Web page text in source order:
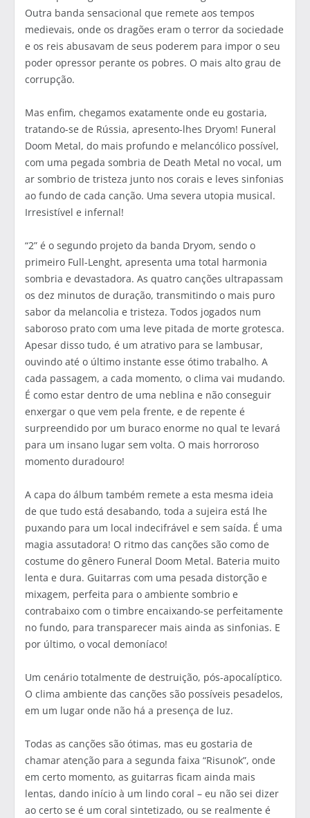
Outra banda sensacional que remete aos tempos
medievais, onde os dragões eram o terror da sociedade
e os reis abusavam de seus poderem para impor o seu
poder opressor perante os pobres. O mais alto grau de
corrupção.
Mas enfim, chegamos exatamente onde eu gostaria,
tratando-se de Rússia, apresento-lhes Dryom! Funeral
Doom Metal, do mais profundo e melancólico possível,
com uma pegada sombria de Death Metal no vocal, um
ar sombrio de tristeza junto nos corais e leves sinfonias
ao fundo de cada canção. Uma severa utopia musical.
Irresistível e infernal!
“2” é o segundo projeto da banda Dryom, sendo o
primeiro Full-Lenght, apresenta uma total harmonia
sombria e devastadora. As quatro canções ultrapassam
os dez minutos de duração, transmitindo o mais puro
sabor da melancolia e tristeza. Todos jogados num
saboroso prato com uma leve pitada de morte grotesca.
Apesar disso tudo, é um atrativo para se lambusar,
ouvindo até o último instante esse ótimo trabalho. A
cada passagem, a cada momento, o clima vai mudando.
É como estar dentro de uma neblina e não conseguir
enxergar o que vem pela frente, e de repente é
surpreendido por um buraco enorme no qual te levará
para um insano lugar sem volta. O mais horroroso
momento duradouro!
A capa do álbum também remete a esta mesma ideia
de que tudo está desabando, toda a sujeira está lhe
puxando para um local indecifrável e sem saída. É uma
magia assutadora! O ritmo das canções são como de
costume do gênero Funeral Doom Metal. Bateria muito
lenta e dura. Guitarras com uma pesada distorção e
mixagem, perfeita para o ambiente sombrio e
contrabaixo com o timbre encaixando-se perfeitamente
no fundo, para transparecer mais ainda as sinfonias. E
por último, o vocal demoníaco!
Um cenário totalmente de destruição, pós-apocalíptico.
O clima ambiente das canções são possíveis pesadelos,
em um lugar onde não há a presença de luz.
Todas as canções são ótimas, mas eu gostaria de
chamar atenção para a segunda faixa “Risunok”, onde
em certo momento, as guitarras ficam ainda mais
lentas, dando início à um lindo coral – eu não sei dizer
ao certo se é um coral sintetizado, ou se realmente é